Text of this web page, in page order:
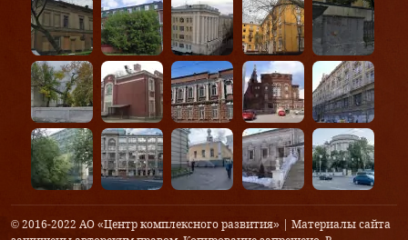
© 2016-2022 АО «Центр комплексного развития» | Материалы сайта